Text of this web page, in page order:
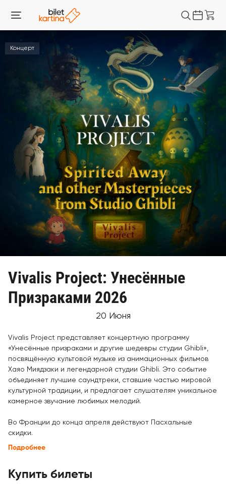
Концерт
Vivalis Project: Унесённые
Призраками 2026
20 Июня
Vivalis Project представляет концертную программу
«Унесённые призраками и другие шедевры студии Ghibli»,
посвящённую культовой музыке из анимационных фильмов
Хаяо Миядзаки и легендарной студии Ghibli. Это событие
объединяет лучшие саундтреки, ставшие частью мировой
культурной традиции, и предлагает слушателям уникальное
камерное звучание любимых мелодий.
Во Франции до конца апреля действуют Пасхальные
скидки.
Подробнее
Купить билеты